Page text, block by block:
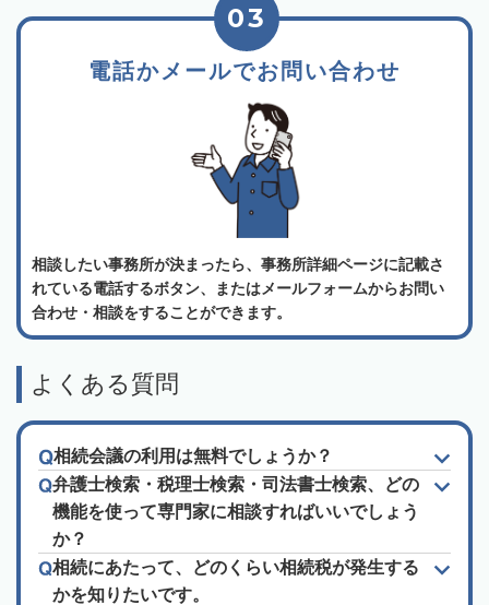
電話かメールでお問い合わせ
03
相談したい事務所が決まったら、事務所詳細ページに記載さ
れている電話するボタン、またはメールフォームからお問い
合わせ・相談をすることができます。
よくある質問
相続会議の利用は無料でしょうか？
弁護士検索・税理士検索・司法書士検索、どの
機能を使って専門家に相談すればいいでしょう
か？
相続にあたって、どのくらい相続税が発生する
かを知りたいです。